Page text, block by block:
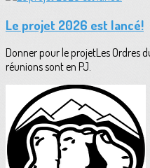
Le projet 2026 est lancé!
Donner pour le projetLes Ordres
réunions sont en PJ.